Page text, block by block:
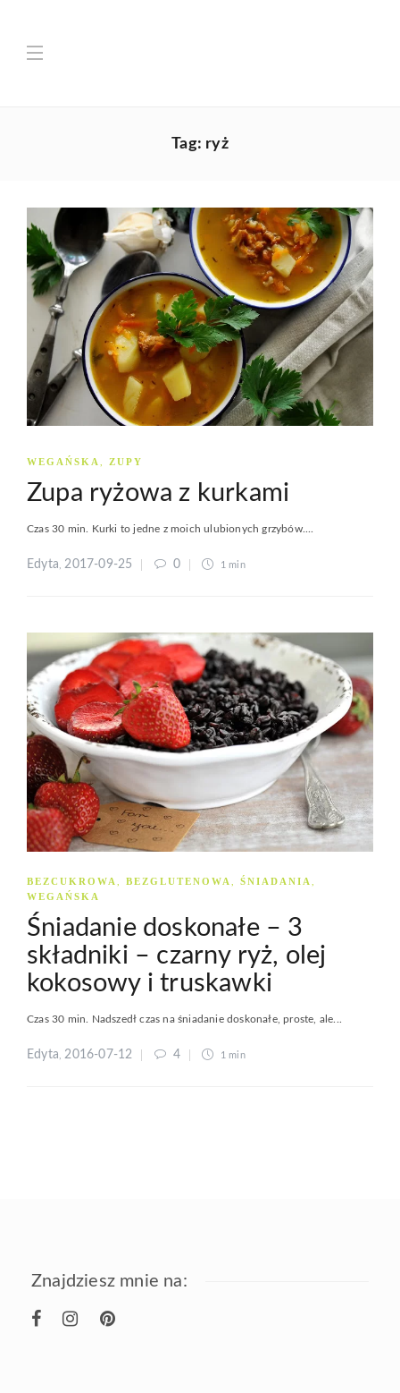
Tag: ryż
WEGAŃSKA, ZUPY
Zupa ryżowa z kurkami
Czas 30 min. Kurki to jedne z moich ulubionych grzybów....
Edyta,2017-09-25 0 1 min
BEZCUKROWA BEZGLUTENOWA ŚNIADANIA
WEGAŃSKA
Śniadanie doskonałe – 3
składniki – czarny ryż, olej
kokosowy i truskawki
Czas 30 min. Nadszedł czas na śniadanie doskonałe, proste, ale...
Edyta 2016-07-12 4 1 min
Znajdziesz mnie na: